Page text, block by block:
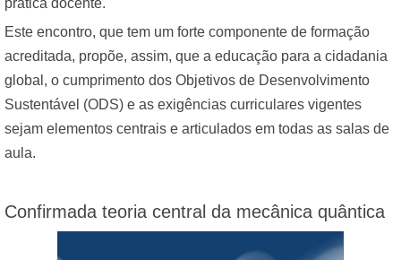
prática docente.
Este encontro, que tem um forte componente de formação
acreditada, propõe, assim, que a educação para a cidadania
global, o cumprimento dos Objetivos de Desenvolvimento
Sustentável (ODS) e as exigências curriculares vigentes
sejam elementos centrais e articulados em todas as salas de
aula.
Confirmada teoria central da mecânica quântica